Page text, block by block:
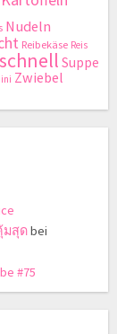
Nudeln
Reibekäse Reis
schnell Suppe
Zwiebel
มสุดbei
#75